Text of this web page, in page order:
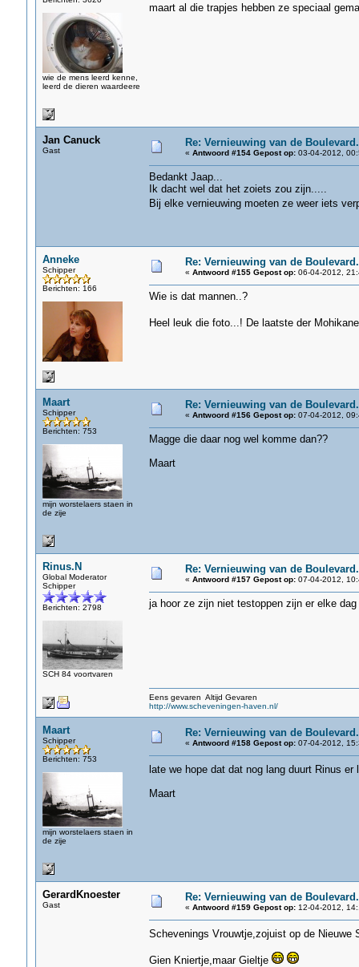
wie de mens leerd kenne,
leerd de dieren waardeere
maart al die trapjes hebben ze speciaal
Jan Canuck
Gast
Re: Vernieuwing van de Boulevard.
« Antwoord #154 Gepost op:03-04-2012,
Bedankt Jaap...
Ik dacht wel dat het zoiets zou zijn.....
Bij elke vernieuwing moeten ze weer iets
Anneke
Schipper
Berichten: 166
Re: Vernieuwing van de Boulevard.
« Antwoord #155 Gepost op:06-04-2012,
Wie is dat mannen..?
Heel leuk die foto...! De laatste der
Maart
Schipper
Berichten: 753
mijn worstelaers staen in
de zije
Re: Vernieuwing van de Boulevard.
« Antwoord #156 Gepost op:07-04-2012,
Magge die daar nog wel komme dan??
Maart
Rinus.N
Global Moderator
Schipper
Berichten: 2798
SCH 84 voortvaren
Re: Vernieuwing van de Boulevard.
« Antwoord #157 Gepost op:07-04-2012,
ja hoor ze zijn niet testoppen zijn er elke dag
Eens gevaren Altijd Gevaren
http://www.scheveningen-haven.nl/
Maart
Schipper
Berichten: 753
mijn worstelaers staen in
de zije
Re: Vernieuwing van de Boulevard.
« Antwoord #158 Gepost op:07-04-2012,
late we hope dat dat nog lang duurt Rinus
Maart
GerardKnoester
Gast
Re: Vernieuwing van de Boulevard.
« Antwoord #159 Gepost op:12-04-2012,
Schevenings Vrouwtje,zojuist op de Nieuwe
Gien Kniertje,maar Gieltje